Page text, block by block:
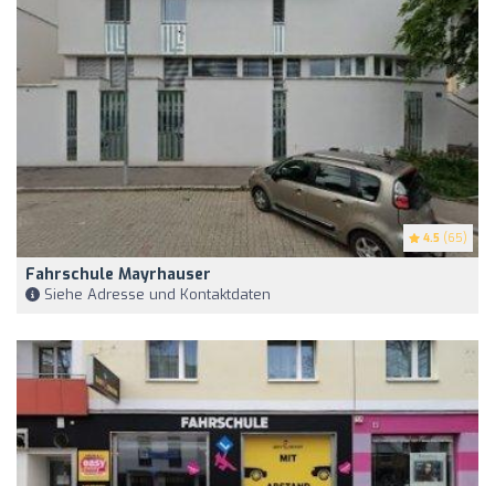
4.5 (65)
Fahrschule Mayrhauser
Siehe Adresse und Kontaktdaten